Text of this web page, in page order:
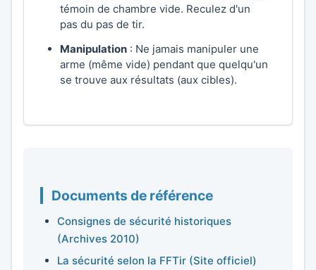
témoin de chambre vide. Reculez d'un
pas du pas de tir.
Manipulation : Ne jamais manipuler une
arme (même vide) pendant que quelqu'un
se trouve aux résultats (aux cibles).
Documents de référence
Consignes de sécurité historiques
(Archives 2010)
La sécurité selon la FFTir (Site officiel)